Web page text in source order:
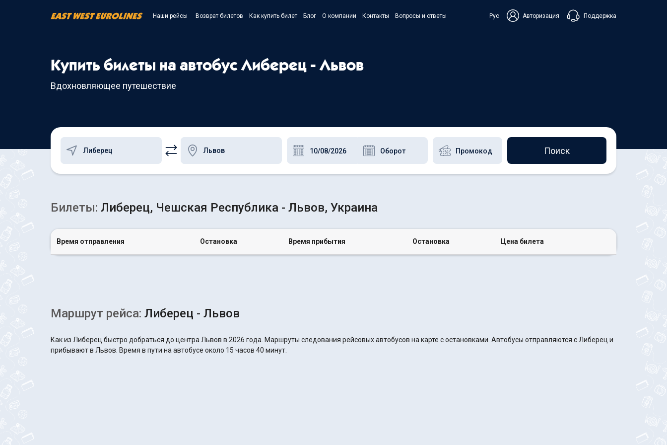
Наши рейсы Возврат билетов Как купить билет Блог О компании Контакты Вопросы и ответы Рус Авторизация Поддержка
Чат в Messenger
Купить билеты на автобус Либерец - Львов
Вдохновляющее путешествие
Поиск
Билеты: Либерец, Чешская Республика - Львов, Украина
Время отправления Остановка Время прибытия Остановка Цена билета
Маршрут рейса: Либерец - Львов
Как из Либерец быстро добраться до центра Львов в 2026 года. Маршруты следования рейсовых автобусов на карте с остановками. Автобусы отправляются с Либерец и
прибывают в Львов. Время в пути на автобусе около 15 часов 40 минут.